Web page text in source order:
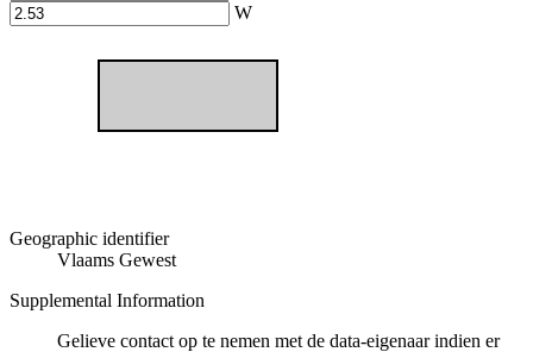
W
Geographic identifier
Vlaams Gewest
Supplemental Information
Gelieve contact op te nemen met de data-eigenaar indien er